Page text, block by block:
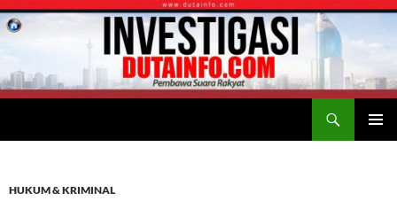
HUKUM & KRIMINAL